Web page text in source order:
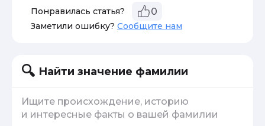
Понравилась статья? 0
Заметили ошибку? Сообщите нам
Найти значение фамилии
Ищите происхождение, историю
и интересные факты о вашей фамилии